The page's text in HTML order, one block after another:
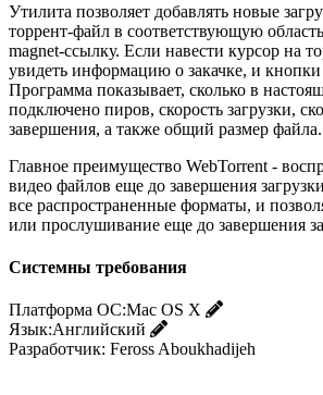
Утилита позволяет добавлять новые
торрент-файл в соответствующую
magnet-ссылку. Если навести курсор на
увидеть информацию о закачке, и
Программа показывает, сколько в
подключено пиров, скорость загрузки,
завершения, а также общий размер файла.
Главное преимущество WebTorrent -
видео файлов еще до завершения
все распространенные форматы, и
или прослушивание еще до завершения
Системны требования
Платформа ОС:Mac OS X
Язык:Английский
Разработчик: Feross Aboukhadijeh